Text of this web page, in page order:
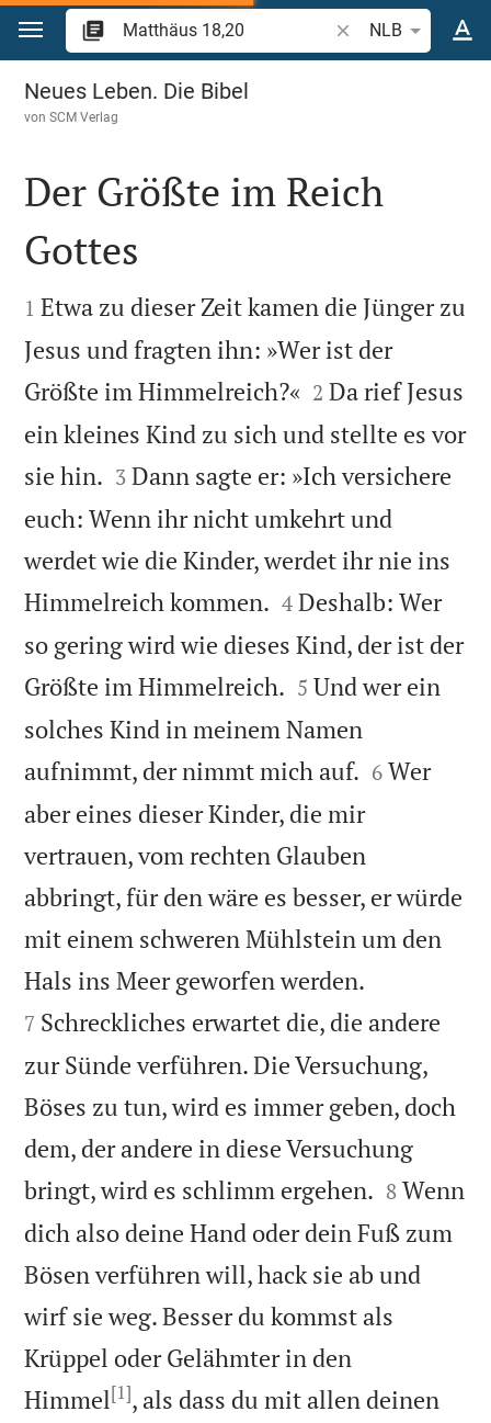
Zum Inhalt springen
Bibelstelle oder
NLB
Matthäus 18
Neues Leben. Die Bibel
vonSCM Verlag

Der Größte im Reich
Gottes

1 Etwa zu dieser Zeit kamen die Jünger zu
Jesus und fragten ihn: »Wer ist der
Größte im Himmelreich?« 

2 Da rief Jesus
ein kleines Kind zu sich und stellte es vor
sie hin. 

3 Dann sagte er: »Ich versichere
euch: Wenn ihr nicht umkehrt und
werdet wie die Kinder, werdet ihr nie ins
Himmelreich kommen. 

4 Deshalb: Wer
so gering wird wie dieses Kind, der ist der
Größte im Himmelreich. 

5 Und wer ein
solches Kind in meinem Namen
aufnimmt, der nimmt mich auf. 

6 Wer
aber eines dieser Kinder, die mir
vertrauen, vom rechten Glauben
abbringt, für den wäre es besser, er würde
mit einem schweren Mühlstein um den
Hals ins Meer geworfen werden.
7 Schreckliches erwartet die, die andere
zur Sünde verführen. Die Versuchung,
Böses zu tun, wird es immer geben, doch
dem, der andere in diese Versuchung
bringt, wird es schlimm ergehen. 

8 Wenn
dich also deine Hand oder dein Fuß zum
Bösen verführen will, hack sie ab und
wirf sie weg. Besser du kommst als
Krüppel oder Gelähmter in den
Himmel[1], als dass du mit allen deinen